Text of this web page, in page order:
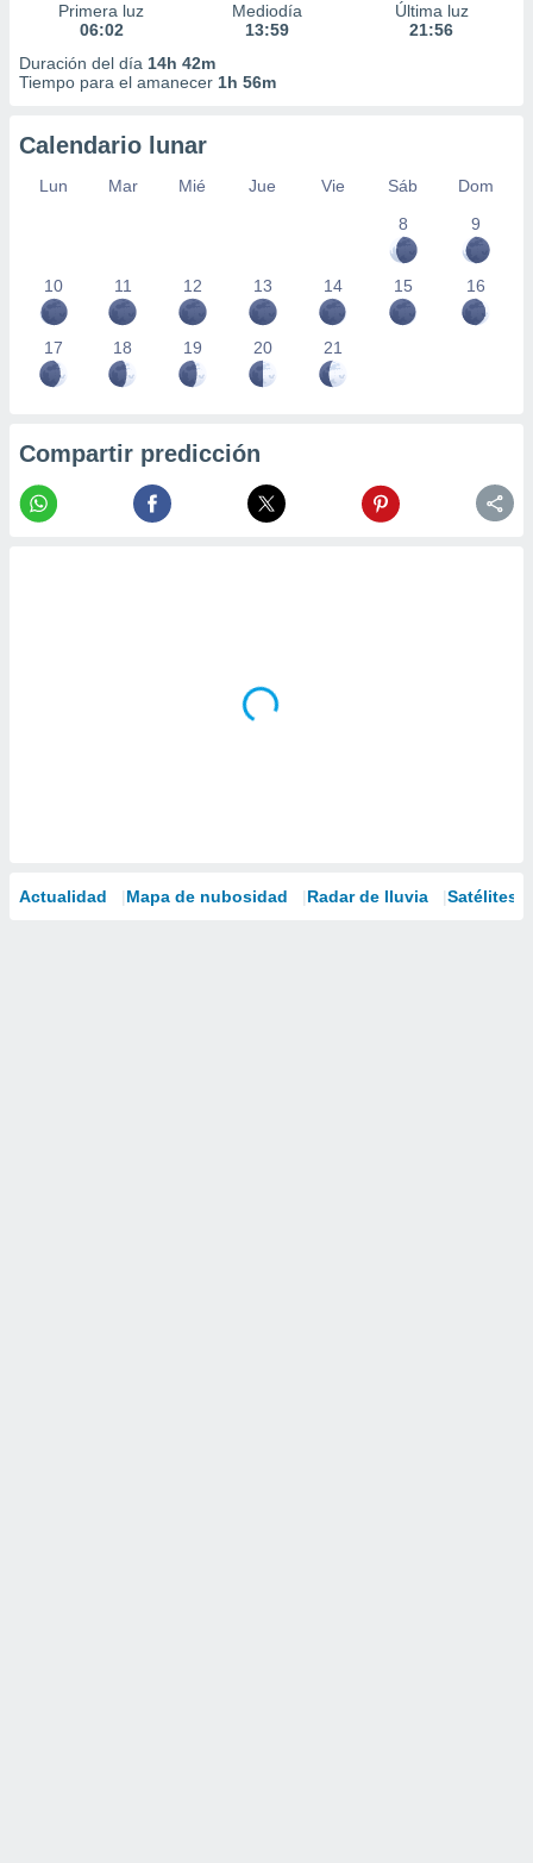
Primera luz
06:02
Mediodía
13:59
Última luz
21:56
Duración del día 14h 42m
Tiempo para el amanecer 1h 56m
Calendario lunar
Lun Mar Mié Jue Vie Sáb
Dom
8
9
10 11 12 13 14 15 16
17 18 19 20 21
Compartir predicción
Actualidad Mapa de nubosidad Radar de lluvia Satélites